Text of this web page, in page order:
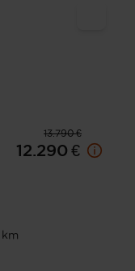
13.790 €
12.290 €